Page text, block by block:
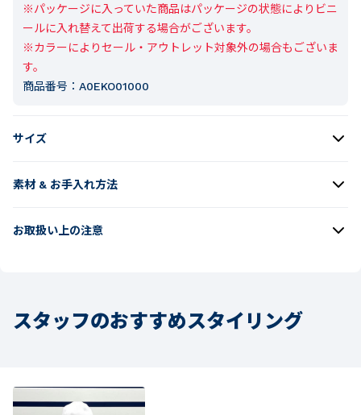
※パッケージに入っていた商品はパッケージの状態によりビニ
ールに入れ替えて出荷する場合がございます。
※カラーによりセール・アウトレット対象外の場合もございま
す。
商品番号： A0EKO01000
サイズ
素材 & お手入れ方法
お取扱い上の注意
スタッフのおすすめスタイリング